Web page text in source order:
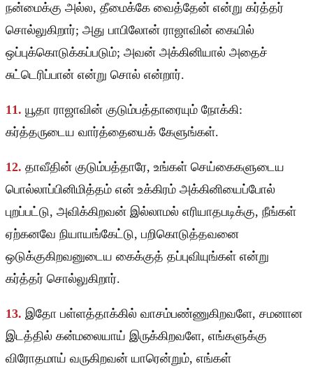
நன்மைக்கு அல்ல, தீமைக்கே வைத்தேன் என்று கர்த்தர்
சொல்லுகிறார்; அது பாபிலோன் ராஜாவின் கையில்
ஒப்புக்கொடுக்கப்படும்; அவன் அக்கினியால் அதைச்
சுட்டெரிப்பான் என்று சொல் என்றார்.
11. யூதா ராஜாவின் குடும்பத்தாரையும் நோக்கி:
கர்த்தருடைய வார்த்தையைக் கேளுங்கள்.
12. தாவீதின் குடும்பத்தாரே, உங்கள் செய்கைகளுடைய
பொல்லாப்பினிமித்தம் என் உக்கிரம் அக்கினியைப்போல்
புறப்பட்டு, அவிக்கிறவன் இல்லாமல் எரியாதபடிக்கு, நீங்கள்
ஏற்கனவே நியாயங்கேட்டு, பறிகொடுத்தவனை
ஒடுக்குகிறவனுடைய கைக்குத் தப்புவியுங்கள் என்று
கர்த்தர் சொல்லுகிறார்.
13. இதோ பள்ளத்தாக்கில் வாசம்பண்ணுகிறவளே, சமனான
இடத்தில் கன்மலையாய் இருக்கிறவளே, எங்களுக்கு
விரோதமாய் வருகிறவன் யாரென்றும், எங்கள்